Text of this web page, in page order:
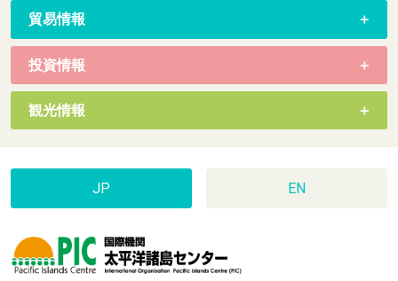
貿易情報
投資情報
観光情報
JP EN